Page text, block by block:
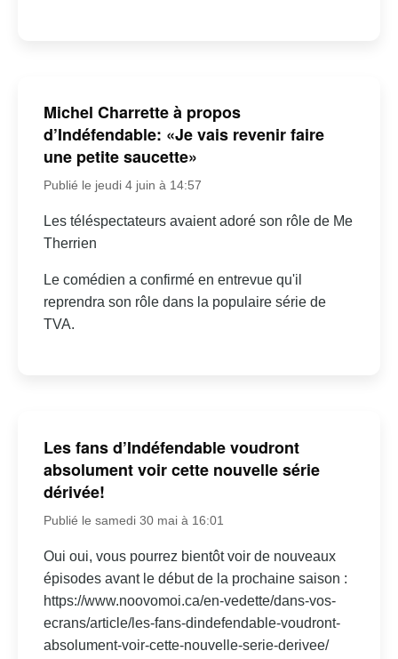
Michel Charrette à propos
d’Indéfendable: «Je vais revenir faire
une petite saucette»
Publié le jeudi 4 juin à 14:57
Les téléspectateurs avaient adoré son rôle de Me
Therrien
Le comédien a confirmé en entrevue qu'il
reprendra son rôle dans la populaire série de
TVA.
Les fans d’Indéfendable voudront
absolument voir cette nouvelle série
dérivée!
Publié le samedi 30 mai à 16:01
Oui oui, vous pourrez bientôt voir de nouveaux
épisodes avant le début de la prochaine saison :
https://www.noovomoi.ca/en-vedette/dans-vos-
ecrans/article/les-fans-dindefendable-voudront-
absolument-voir-cette-nouvelle-serie-derivee/